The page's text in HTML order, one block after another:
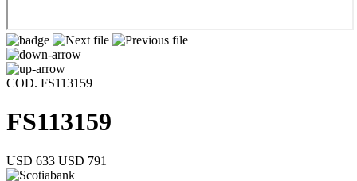
COD. FS113159
FS113159
USD 633 USD 791